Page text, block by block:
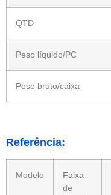
QTD
Peso líquido/PC
Peso bruto/caixa
Referência:
Modelo
Faixa
de